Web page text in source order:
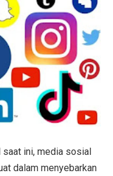
ini, media sosial
dalam menyebarkan